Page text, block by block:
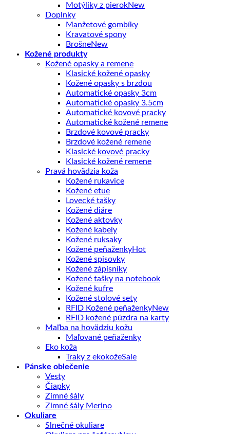
Motýliky z pierok
Doplnky
Manžetové gombíky
Kravatové spony
Brošne
Kožené produkty
Kožené opasky a remene
Klasické kožené opasky
Kožené opasky s brzdou
Automatické opasky 3cm
Automatické opasky 3.5cm
Automatické kovové pracky
Automatické kožené remene
Brzdové kovové pracky
Brzdové kožené remene
Klasické kovové pracky
Klasické kožené remene
Pravá hovädzia koža
Kožené rukavice
Kožené etue
Lovecké tašky
Kožené diáre
Kožené aktovky
Kožené kabely
Kožené ruksaky
Kožené peňaženky
Kožené spisovky
Kožené zápisníky
Kožené tašky na notebook
Kožené kufre
Kožené stolové sety
RFID Kožené peňaženky
RFID kožené púzdra na karty
Maľba na hovädziu kožu
Maľované peňaženky
Eko koža
Traky z ekokože
Pánske oblečenie
Vesty
Čiapky
Zimné šály
Zimné šály Merino
Okuliare
Slnečné okuliare